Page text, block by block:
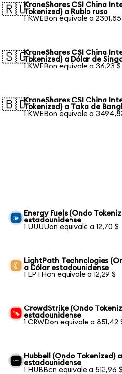
🇷🇺KraneShares CSI China
Tokenized) a Rublo ruso
1 KWEBon equivale a
🇸🇬KraneShares CSI China
Tokenized) a Dólar de
1 KWEBon equivale a 36,23 $
🇧🇩KraneShares CSI China
Tokenized) a Taka de
1 KWEBon equivale a
Energy Fuels (Ondo
estadounidense
1 UUUUon equivale a 12,70 $
LightPath Technologies
a Dólar estadounidense
1 LPTHon equivale a 12,29 $
CrowdStrike (Ondo
estadounidense
1 CRWDon equivale a 851,42
Hubbell (Ondo Tokenized)
estadounidense
1 HUBBon equivale a 513,96 $